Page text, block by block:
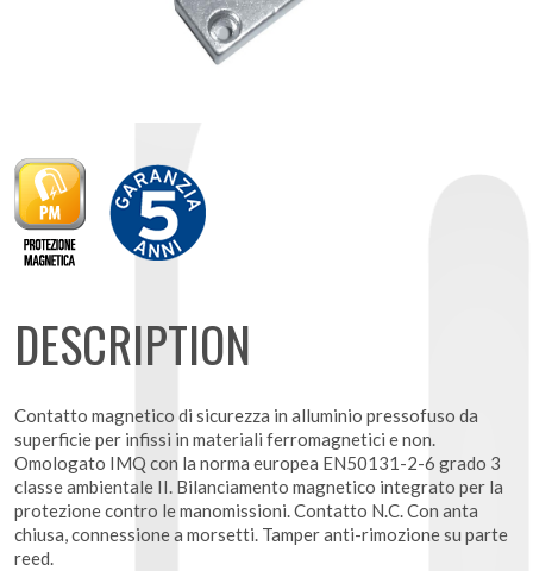
DESCRIPTION
Contatto magnetico di sicurezza in alluminio pressofuso da
superficie per infissi in materiali ferromagnetici e non.
Omologato IMQ con la norma europea EN50131-2-6 grado 3
classe ambientale II. Bilanciamento magnetico integrato per la
protezione contro le manomissioni. Contatto N.C. Con anta
chiusa, connessione a morsetti. Tamper anti-rimozione su parte
reed.